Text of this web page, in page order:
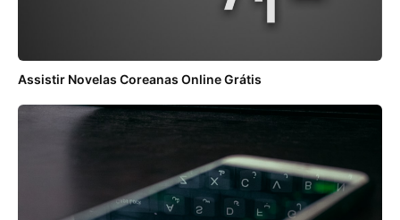
Assistir Novelas Coreanas Online Grátis